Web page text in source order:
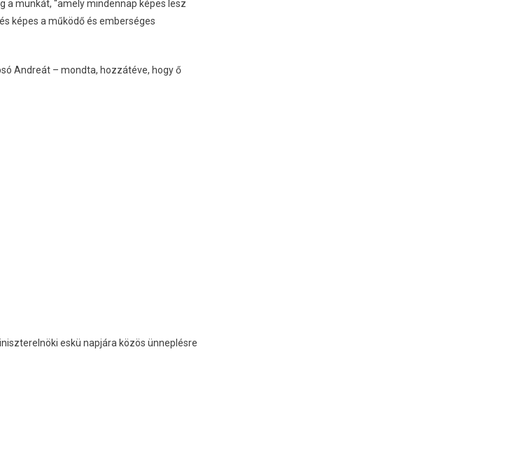
a munkát, “amely mindennap képes lesz
képes a működő és emberséges
Andreát – mondta, hozzátéve, hogy ő
eskü napjára közös ünneplésre